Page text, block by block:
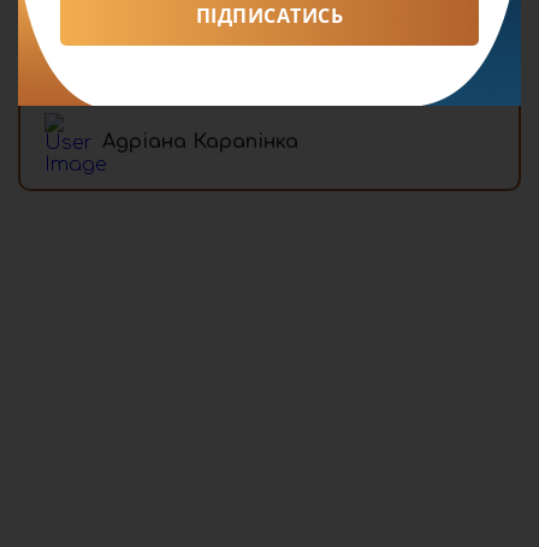
Адріана Карапінка
ПІДПИСАТИСЬ